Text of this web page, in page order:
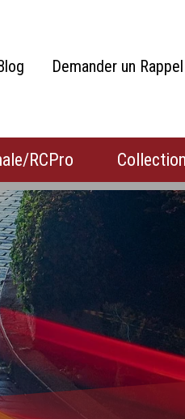
Demander un Rappel
RCPro